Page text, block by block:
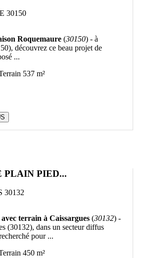
30150
Roquemaure (30150) - à
découvrez ce beau projet de
...
537 m²
PLAIN PIED...
30132
terrain à Caissargues (30132) -
(30132), dans un secteur diffus
pour ...
450 m²